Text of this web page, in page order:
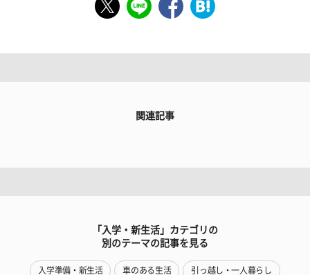
関連記事
「入学・新生活」カテゴリの
別のテーマの記事を見る
入学準備・新生活 車のある生活 引っ越し・一人暮らし